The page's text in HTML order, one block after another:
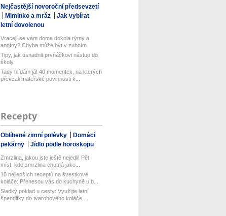
Nejčastější novoroční předsevzetí
Miminko a mráz
Jak vybírat
letní dovolenou
Vracejí se vám doma dokola rýmy a
angíny? Chyba může být v zubním
kart...
Tipy, jak usnadnit prvňáčkovi nástup do
školy
Tady hlídám já! 40 momentek, na kterých
převzali mateřské povinnosti k...
Recepty
Oblíbené zimní polévky
Domácí
pekárny
Jídlo podle horoskopu
Zmrzlina, jakou jste ještě nejedli! Pět
míst, kde zmrzlina chutná jako...
10 nejlepších receptů na švestkové
koláče: Přenesou vás do kuchyně u b...
Sladký poklad u cesty: Využijte letní
špendlíky do tvarohového koláče,...